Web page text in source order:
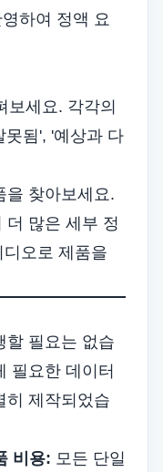
하여 정액 요
보세요. 각각의
못됨', '예상과 다
을 찾아보세요.
더 많은 세부 정
오로 제품을
할 필요는 없습
필요한 데이터
히 제작되었습
비용: 모든 단일